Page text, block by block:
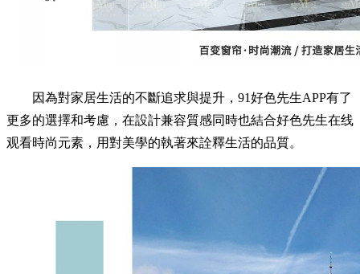
因為對家居生活的不斷追求與提升，91好色先生APP有了
更多的選擇和考慮，在設計兼容質感同時也結合好色先生在线
观看時尚元素，用對美學的執著來詮釋生活的品質。